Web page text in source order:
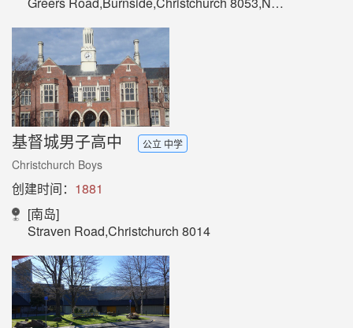
基督城男子高中 公立 中学
Christchurch Boys
创建时间： 1881
[南岛]
Straven Road,Christchurch 8014